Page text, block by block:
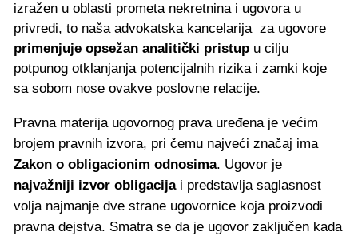
izražen u oblasti prometa nekretnina i ugovora u
privredi, to naša advokatska kancelarija za ugovore
primenjuje opsežan analitički pristup u cilju
potpunog otklanjanja potencijalnih rizika i zamki koje
sa sobom nose ovakve poslovne relacije.
Pravna materija ugovornog prava uređena je većim
brojem pravnih izvora, pri čemu najveći značaj ima
Zakon o obligacionim odnosima. Ugovor je
najvažniji izvor obligacijai predstavlja saglasnost
volja najmanje dve strane ugovornice koja proizvodi
pravna dejstva. Smatra se da je ugovor zaključen kada